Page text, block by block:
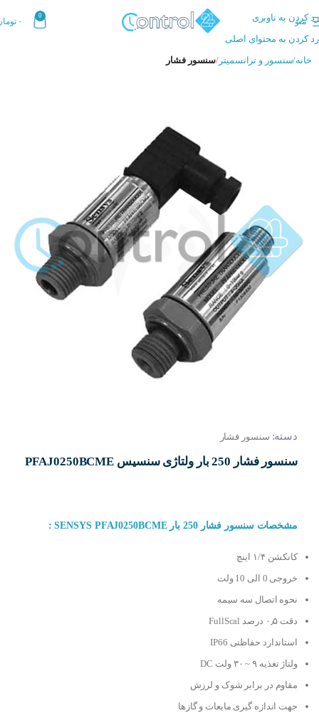
رد کردن به ناوبری
رد کردن به محتوای اصلی
منو
0
۰
خانه سنسور و ترانسمیتر سنسور فشار
دسته: سنسور فشار
سنسور فشار 250 بار ولتاژی سنسیس PFAJ0250BCME
مشخصات سنسور فشار 250 بار SENSYS PFAJ0250BCME :
کانکشن ۱/۴ اینچ
خروجی 0 الی 10 ولت
نحوه اتصال سه سیمه
دقت ۰٫۵ درصد FullScal
استاندارد حفاظتی IP66
ولتاژ تغذیه ۹ ~ ۳۰ ولت DC
مقاوم در برابر شوک و لرزش
جهت اندازه گیری مایعات و گازها